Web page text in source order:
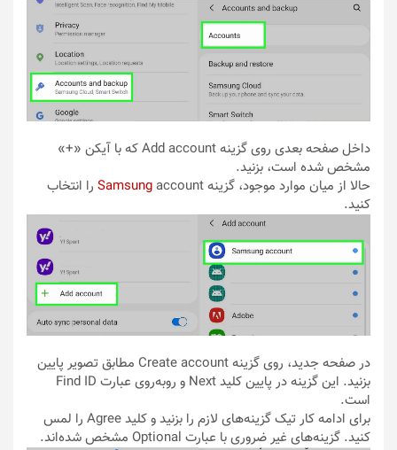
داخل صفحه بعدی روی گزینه Add account که با آیکن «+»
مشخص شده است، بزنید.
حالا از میان موارد موجود، گزینه
Samsung account را انتخاب
کنید.
در صفحه جدید، روی گزینه Create account مطابق تصویر پایین
بزنید. این گزینه در پایین کلید Next و روبه‌روی عبارت Find ID
است.
برای ادامه کار تیک گزینه‌های لازم را بزنید و کلید Agree را لمس
کنید. گزینه‌های غیر ضروری با عبارت Optional مشخص شده‌اند.